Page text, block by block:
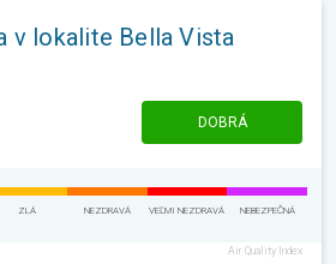
v lokalite Bella Vista
DOBRÁ
ZLÁ NEZDRAVÁ VEĽMI NEZDRAVÁ NEBEZPEČNÁ
Air Quality Index